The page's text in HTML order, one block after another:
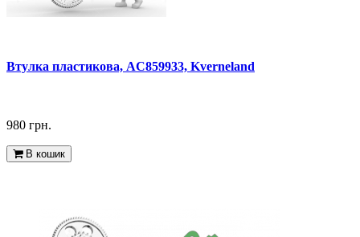
Втулка пластикова, AC859933, Kverneland
980 грн.
В кошик